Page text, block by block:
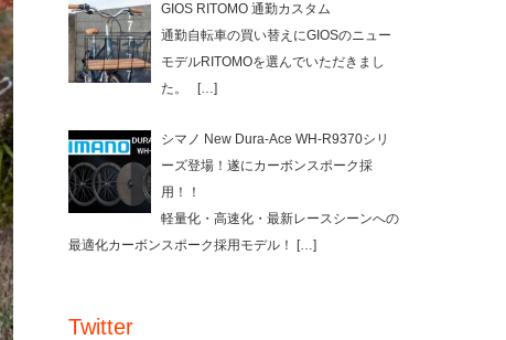
GIOS RITOMO 通勤カスタム
通勤自転車の買い替えにGIOSのニュー
モデルRITOMOを選んでいただきまし
た。
[…]
シマノ New Dura-Ace WH-R9370シリ
ーズ登場！遂にカーボンスポーク採
用！！
軽量化・高速化・最新レースシーンへの
最適化カーボンスポーク採用モデル！
[…]
Twitter